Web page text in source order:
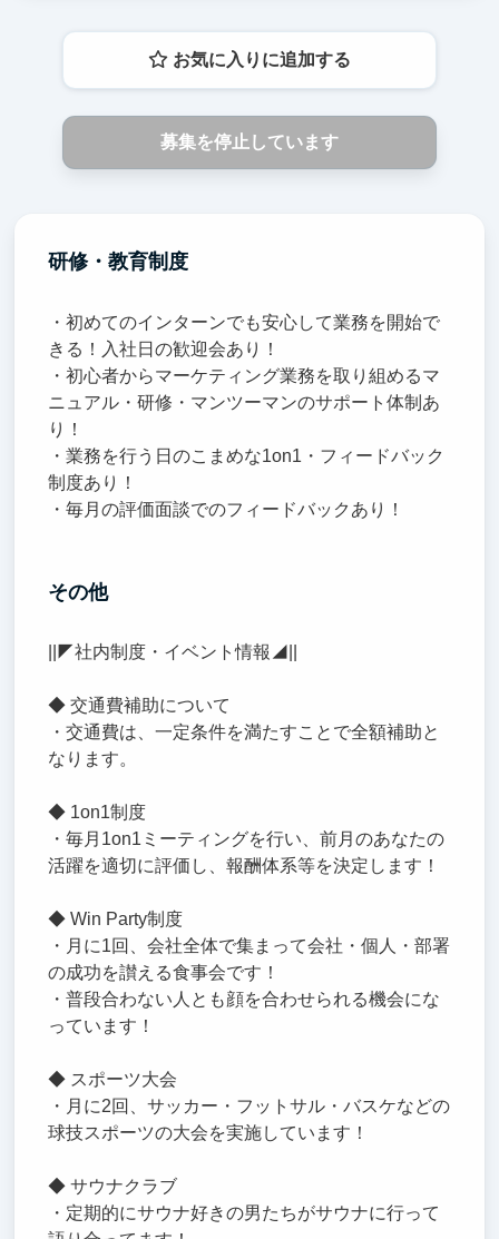
お気に入りに追加する
募集を停止しています
研修・教育制度
・初めてのインターンでも安心して業務を開始で
きる！入社日の歓迎会あり！
・初心者からマーケティング業務を取り組めるマ
ニュアル・研修・マンツーマンのサポート体制あ
り！
・業務を行う日のこまめな1on1・フィードバック
制度あり！
・毎月の評価面談でのフィードバックあり！
その他
||◤社内制度・イベント情報◢||
◆ 交通費補助について
・交通費は、一定条件を満たすことで全額補助と
なります。
◆ 1on1制度
・毎月1on1ミーティングを行い、前月のあなたの
活躍を適切に評価し、報酬体系等を決定します！
◆ Win Party制度
・月に1回、会社全体で集まって会社・個人・部署
の成功を讃える食事会です！
・普段合わない人とも顔を合わせられる機会にな
っています！
◆ スポーツ大会
・月に2回、サッカー・フットサル・バスケなどの
球技スポーツの大会を実施しています！
◆ サウナクラブ
・定期的にサウナ好きの男たちがサウナに行って